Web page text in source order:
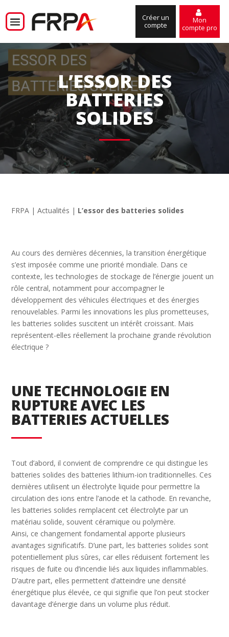
Créer un
compte
Mon
compte pro
L’ESSOR DES
BATTERIES
SOLIDES
FRPA |Actualités | L’essor des batteries solides
Au cours des dernières décennies, la transition énergétique
s’est imposée comme une priorité mondiale. Dans ce
contexte, les technologies de stockage de l’énergie jouent un
rôle central, notamment pour accompagner le
développement des véhicules électriques et des énergies
renouvelables. Parmi les innovations les plus prometteuses,
les batteries solides suscitent un intérêt croissant. Mais
représentent-elles réellement la prochaine grande révolution
électrique ?
UNE TECHNOLOGIE EN
RUPTURE AVEC LES
BATTERIES ACTUELLES
Tout d’abord, il convient de comprendre ce qui distingue les
batteries solides des batteries lithium-ion traditionnelles. Ces
dernières utilisent un électrolyte liquide pour permettre la
circulation des ions entre l’anode et la cathode. En revanche,
les batteries solides remplacent cet électrolyte par un
matériau solide, souvent céramique ou polymère.
Ainsi, ce changement fondamental apporte plusieurs
avantages significatifs. D’une part, les batteries solides sont
potentiellement plus sûres, car elles réduisent fortement les
risques de fuite ou d’incendie liés aux liquides inflammables.
D’autre part, elles permettent d’atteindre une densité
énergétique plus élevée, ce qui signifie que l’on peut stocker
davantage d’énergie dans un volume plus réduit.